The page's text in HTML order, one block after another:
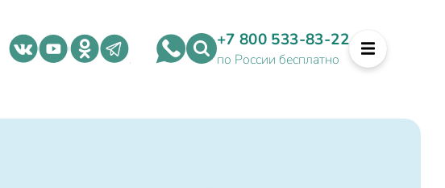
+7 800 533-83-22
по России бесплатно